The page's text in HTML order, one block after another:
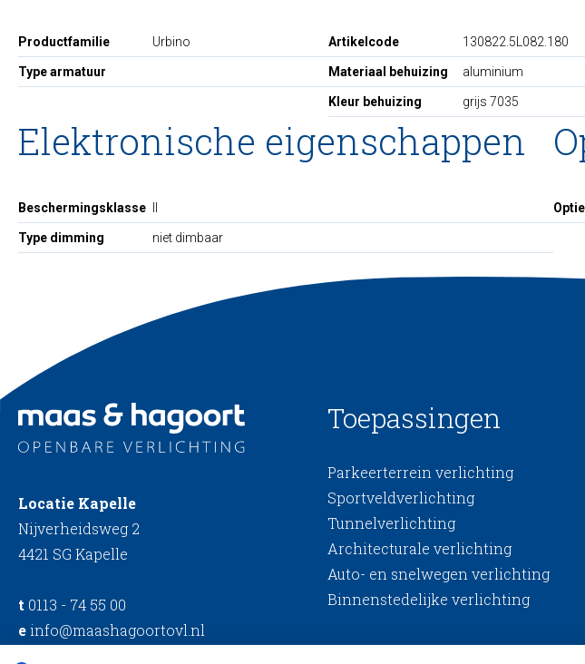
Productfamilie Urbino
Type armatuur
Artikelcode 130822.5L082.180
Materiaal behuizing aluminium
Kleur behuizing grijs 7035
Elektronische eigenschappen
Beschermingsklasse
Type dimming niet dimbaar
Locatie Kapelle
Nijverheidsweg 2
4421 SG Kapelle
t 0113 - 74 55 00
einfo@maashagoortovl.nl
Toepassingen
Parkeerterrein verlichting
Sportveldverlichting
Tunnelverlichting
Architecturale verlichting
Auto- en snelwegen verlichting
Binnenstedelijke verlichting